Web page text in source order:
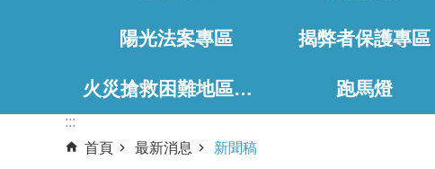
陽光法案專區 揭弊者保護專區
火災搶救困難地區、消防通道相關資料 跑馬燈
:::
首頁
最新消息 新聞稿